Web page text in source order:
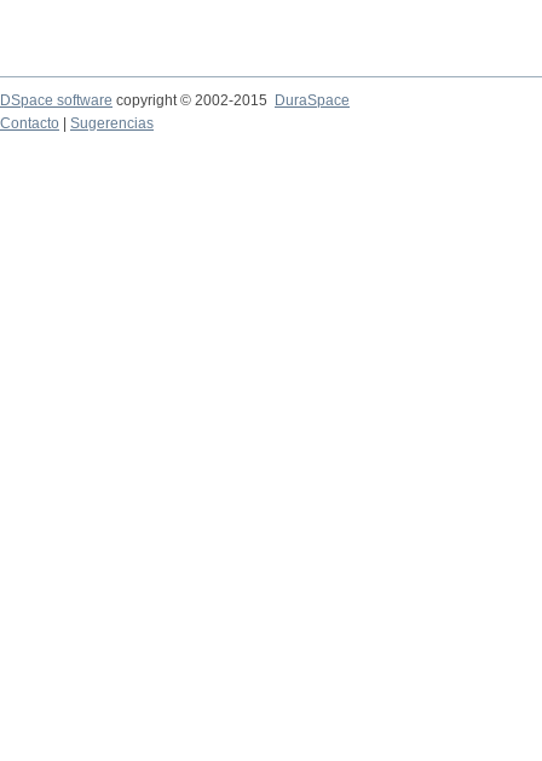
DSpace software copyright © 2002-2015
DuraSpace
Contacto
Sugerencias